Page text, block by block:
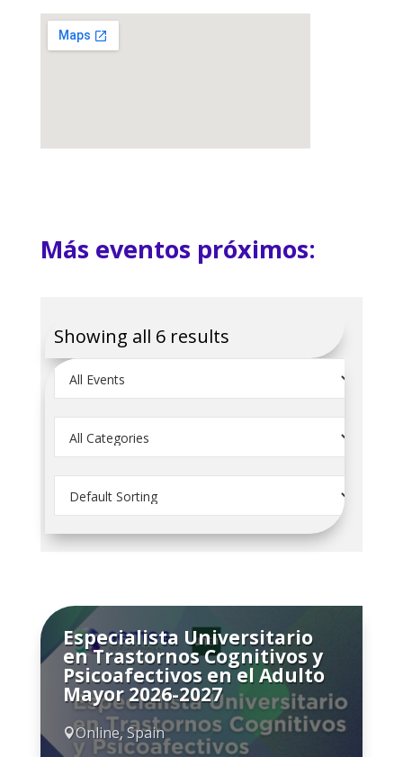
Más eventos próximos:
Showing all 6 results
Especialista Universitario
en Trastornos Cognitivos y
Psicoafectivos en el Adulto
Mayor 2026-2027
Online, Spain